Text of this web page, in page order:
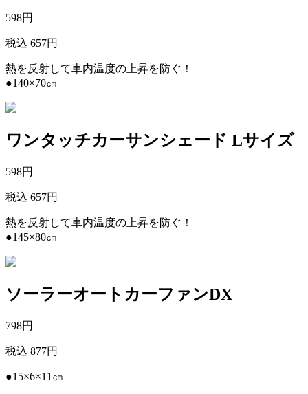
598円
税込 657円
熱を反射して車内温度の上昇を防ぐ！
●140×70㎝
ワンタッチカーサンシェード Lサイズ
598円
税込 657円
熱を反射して車内温度の上昇を防ぐ！
●145×80㎝
ソーラーオートカーファンDX
798円
税込 877円
●15×6×11㎝